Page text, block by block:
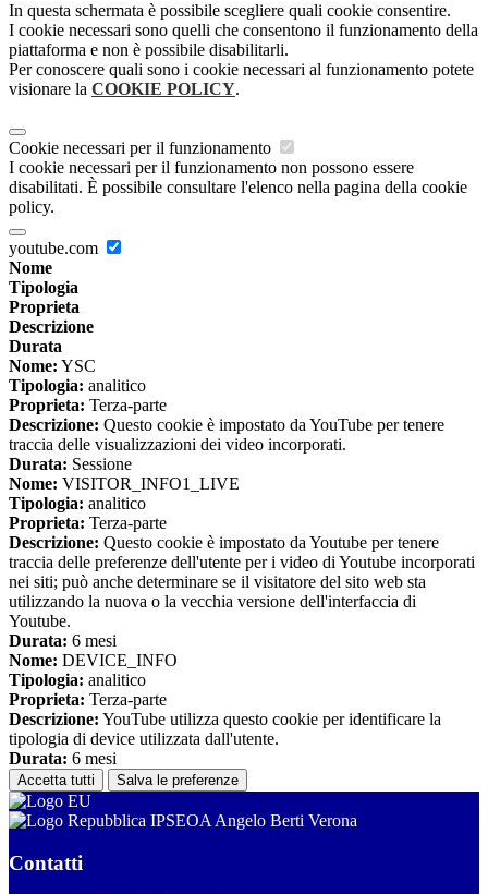
In questa schermata è possibile scegliere quali cookie consentire.
I cookie necessari sono quelli che consentono il funzionamento della
piattaforma e non è possibile disabilitarli.
Per conoscere quali sono i cookie necessari al funzionamento potete
visionare la COOKIE POLICY.
Cookie necessari per il funzionamento
I cookie necessari per il funzionamento non possono essere
disabilitati. È possibile consultare l'elenco nella pagina della cookie
policy.
youtube.com
Nome
Tipologia
Proprieta
Descrizione
Durata
Nome: YSC
Tipologia: analitico
Proprieta: Terza-parte
Descrizione: Questo cookie è impostato da YouTube per tenere
traccia delle visualizzazioni dei video incorporati.
Durata: Sessione
Nome: VISITOR_INFO1_LIVE
Tipologia: analitico
Proprieta: Terza-parte
Descrizione: Questo cookie è impostato da Youtube per tenere
traccia delle preferenze dell'utente per i video di Youtube incorporati
nei siti; può anche determinare se il visitatore del sito web sta
utilizzando la nuova o la vecchia versione dell'interfaccia di
Youtube.
Durata: 6 mesi
Nome: DEVICE_INFO
Tipologia: analitico
Proprieta: Terza-parte
Descrizione: YouTube utilizza questo cookie per identificare la
tipologia di device utilizzata dall'utente.
Durata: 6 mesi
Accetta tutti Salva le preferenze
IPSEOA Angelo Berti Verona
Contatti